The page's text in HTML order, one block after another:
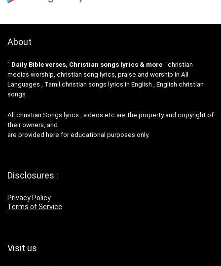
About
” Daily Bible verses, Christian songs lyrics & more “christian
medias worship, christian song lyrics, praise and worship in All
Languages , Tamil christian songs lyrics in English , English christian
songs .
All christian Songs lyrics , videos etc are the property and copyright of
their owners, and
are provided here for educational purposes only.
Disclosures :
Privacy Policy
Terms of Service
Visit us